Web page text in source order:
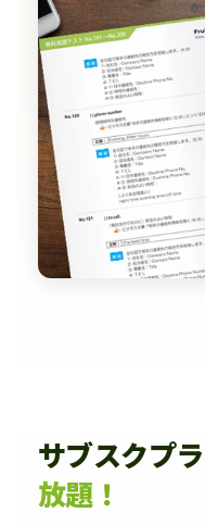
サブスクプラ
放題！